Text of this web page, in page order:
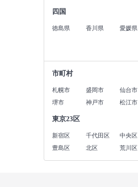
四国
徳島県 香川県 愛媛県
市町村
札幌市 盛岡市 仙台市
堺市
神戸市 松江市
東京23区
新宿区 千代田区 中央区
豊島区
北区 荒川区